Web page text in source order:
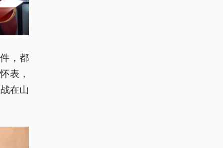
，都
表，
在山